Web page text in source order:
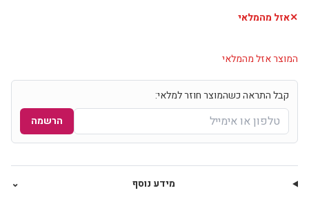
✕אזל מהמלאי
המוצר אזל מהמלאי
קבל התראה כשהמוצר חוזר למלאי:
הרשמה
מידע נוסף ⌄